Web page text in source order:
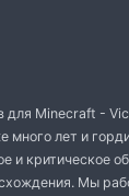
для Minecraft -
лет и
и критическое
Мы